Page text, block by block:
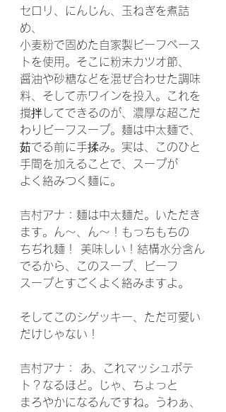
セロリ、にんじん、玉ねぎを煮詰
め、
小麦粉で固めた自家製ビーフペース
トを使用。そこに粉末カツオ節、
醤油や砂糖などを混ぜ合わせた調味
料、そして赤ワインを投入。これを
撹拌してできるのが、濃厚な超こだ
わりビーフスープ。麺は中太麺で、
茹でる前に手揉み。実は、このひと
手間を加えることで、スープが
よく絡みつく麺に。
吉村アナ：麺は中太麺だ。いただき
ます。ん～、ん～！もっちもちの
ちぢれ麺！ 美味しい！結構水分含ん
でるから、このスープ、ビーフ
スープとすごくよく絡みますよ。
そしてこのシゲッキー、ただ可愛い
だけじゃない！
吉村アナ： あ、これマッシュポテ
ト？なるほど。じゃ、ちょっと
まろやかになるんですね。うわぁ、